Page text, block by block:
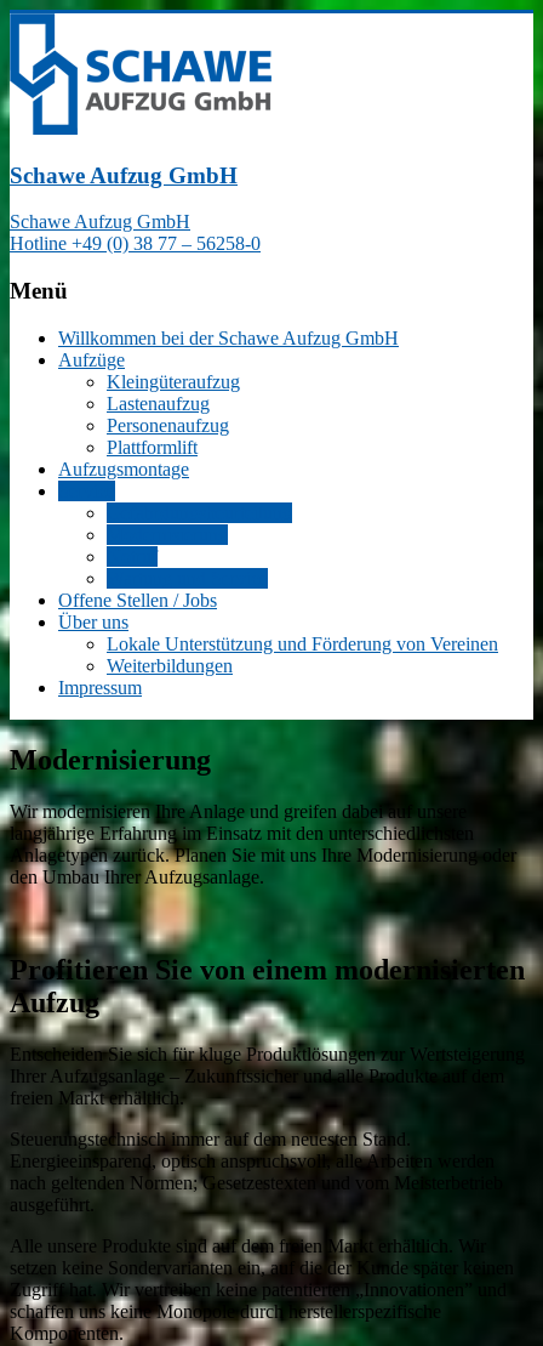
Schawe Aufzug GmbH
Schawe Aufzug GmbH
Hotline +49 (0) 38 77 – 56258-0
Menü
Willkommen bei der Schawe Aufzug GmbH
Aufzüge
Kleingüteraufzug
Lastenaufzug
Personenaufzug
Plattformlift
Aufzugsmontage
Offene Stellen / Jobs
Über uns
Lokale Unterstützung und Förderung von Vereinen
Weiterbildungen
Impressum
Modernisierung
Wir modernisieren Ihre Anlage und greifen dabei auf unsere
langjährige Erfahrung im Einsatz mit den unterschiedlichsten
Anlagetypen zurück. Planen Sie mit uns Ihre Modernisierung oder
den Umbau Ihrer Aufzugsanlage.
Profitieren Sie von einem modernisierten
Aufzug
Entscheiden Sie sich für kluge Produktlösungen zur Wertsteigerung
Ihrer Aufzugsanlage – Zukunftssicher und alle Produkte auf dem
freien Markt erhältlich.
Steuerungstechnisch immer auf dem neuesten Stand.
Energieeinsparend, optisch anspruchsvoll, alle Arbeiten werden
nach geltenden Normen; Gesetzestexten und vom Meisterbetrieb
ausgeführt.
Alle unsere Produkte sind auf dem freien Markt erhältlich. Wir
setzen keine Sondervarianten ein, auf die der Kunde später keinen
Zugriff hat. Wir vertreiben keine patentierten „Innovationen” und
schaffen uns keine Monopole durch herstellerspezifische
Komponenten.